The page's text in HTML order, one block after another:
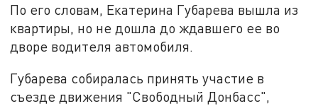
По его словам, Екатерина Губарева вышла из
квартиры, но не дошла до ждавшего ее во
дворе водителя автомобиля.
Губарева собиралась принять участие в
съезде движения "Свободный Донбасс",